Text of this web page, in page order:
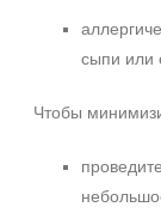
сыпи или
Чтобы